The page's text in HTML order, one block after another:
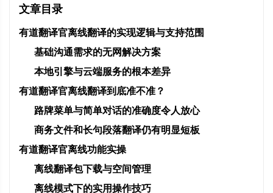
文章目录
有道翻译官离线翻译的实现逻辑与支持范围
基础沟通需求的无网解决方案
本地引擎与云端服务的根本差异
有道翻译官离线翻译到底准不准？
路牌菜单与简单对话的准确度令人放心
商务文件和长句段落翻译仍有明显短板
有道翻译官离线功能实操
离线翻译包下载与空间管理
离线模式下的实用操作技巧